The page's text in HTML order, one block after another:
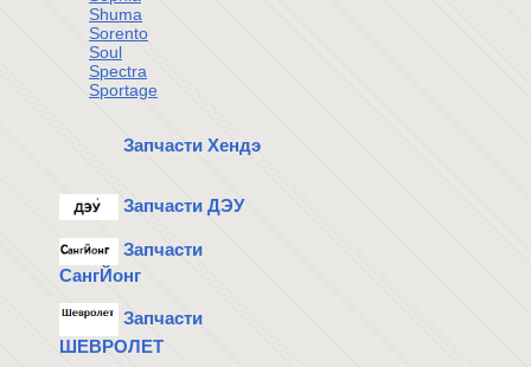
Shuma
Sorento
Soul
Spectra
Sportage
Запчасти Хендэ
Запчасти ДЭУ
Запчасти
СангЙонг
Запчасти
ШЕВРОЛЕТ